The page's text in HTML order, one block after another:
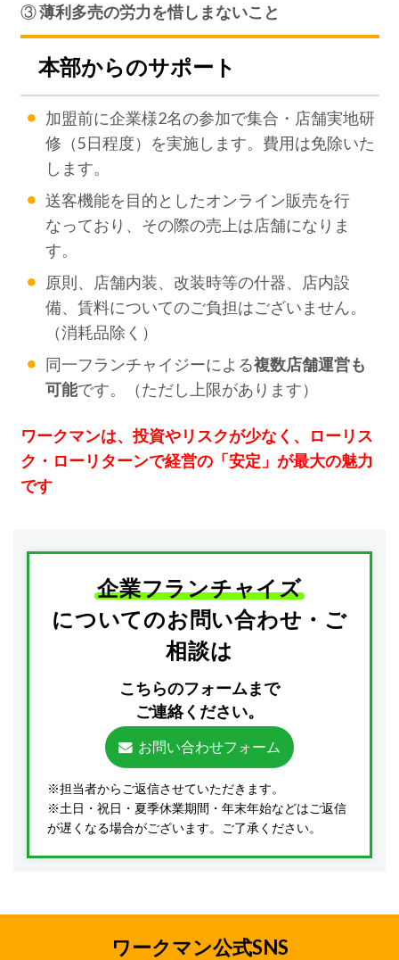
③薄利多売の労力を惜しまないこと
本部からのサポート
加盟前に企業様2名の参加で集合・店舗実地研
修（5日程度）を実施します。費用は免除いた
します。
送客機能を目的としたオンライン販売を行
なっており、その際の売上は店舗になりま
す。
原則、店舗内装、改装時等の什器、店内設
備、賃料についてのご負担はございません。
（消耗品除く）
同一フランチャイジーによる複数店舗運営も
可能です。（ただし上限があります）
ワークマンは、投資やリスクが少なく、ローリス
ク・ローリターンで経営の「安定」が最大の魅力
です
企業フランチャイズ
についてのお問い合わせ・ご
相談は
こちらのフォームまで
ご連絡ください。
お問い合わせフォーム
※担当者からご返信させていただきます。
※土日・祝日・夏季休業期間・年末年始などはご返信
が遅くなる場合がございます。ご了承ください。
ワークマン公式SNS